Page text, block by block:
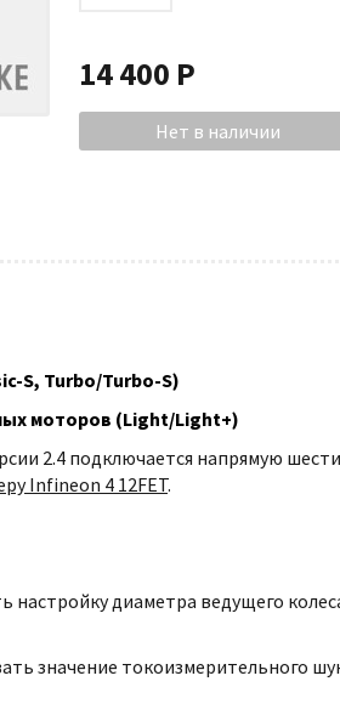
14 400 Р
S, Turbo/Turbo-S)
моторов (Light/Light+)
2.4 подключается напрямую
Infineon 4 12FET.
диаметра ведущего
значение токоизмерительного